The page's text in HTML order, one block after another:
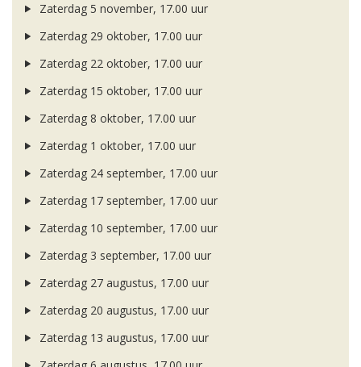
Zaterdag 5 november, 17.00 uur
Zaterdag 29 oktober, 17.00 uur
Zaterdag 22 oktober, 17.00 uur
Zaterdag 15 oktober, 17.00 uur
Zaterdag 8 oktober, 17.00 uur
Zaterdag 1 oktober, 17.00 uur
Zaterdag 24 september, 17.00 uur
Zaterdag 17 september, 17.00 uur
Zaterdag 10 september, 17.00 uur
Zaterdag 3 september, 17.00 uur
Zaterdag 27 augustus, 17.00 uur
Zaterdag 20 augustus, 17.00 uur
Zaterdag 13 augustus, 17.00 uur